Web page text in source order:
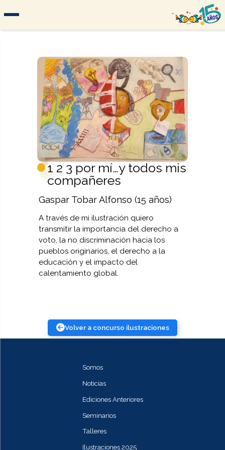
Volver a concurso ilustraciones
1 2 3 por mí…y todos mis
compañeres
Gaspar Tobar Alfonso (15 años)
A través de mi ilustración quiero
transmitir la importancia del derecho a
voto, la no discriminación hacia los
pueblos originarios, el derecho a la
educación y el impacto del
calentamiento global.
Somos
Noticias
Ediciones Anteriores
Seminarios
Talleres
Ilustraciones 2025